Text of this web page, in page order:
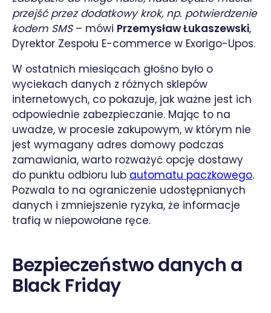
przejść przez dodatkowy krok, np. potwierdzenie
kodem SMS– mówi Przemysław Łukaszewski,
Dyrektor Zespołu E-commerce w Exorigo-Upos.
W ostatnich miesiącach głośno było o
wyciekach danych z różnych sklepów
internetowych, co pokazuje, jak ważne jest ich
odpowiednie zabezpieczanie. Mając to na
uwadze, w procesie zakupowym, w którym nie
jest wymagany adres domowy podczas
zamawiania, warto rozważyć opcję dostawy
do punktu odbioru lub automatu paczkowego.
Pozwala to na ograniczenie udostępnianych
danych i zmniejszenie ryzyka, że informacje
trafią w niepowołane ręce.
Bezpieczeństwo danych a
Black Friday